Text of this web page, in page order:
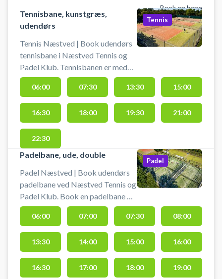
Book en bane
Tennisbane, kunstgræs,
udendørs
Tennis Næstved | Book udendørs
tennisbane i Næstved Tennis og
Padel Klub. Tennisbanen er med
sand på kunstgræs. Du kan i
klubhus låne ketcher og bolde.
Tennis
06:00 07:30 13:30 15:00
16:30 18:00 19:30 21:00
22:30
Padelbane, ude, double
Padel Næstved | Book udendørs
padelbane ved Næstved Tennis og
Padel Klub. Book en padelbane og
spil padel i Næstved på udendørs
padelbaner hos Næstved Tennis
og Padel Klub. Der er gratis
parkering foran tennishallen
Nygårdsvej 102, 4700 Næstved.
Padel
06:00 07:00 07:30 08:00
13:30 14:00 15:00 16:00
16:30 17:00 18:00 19:00